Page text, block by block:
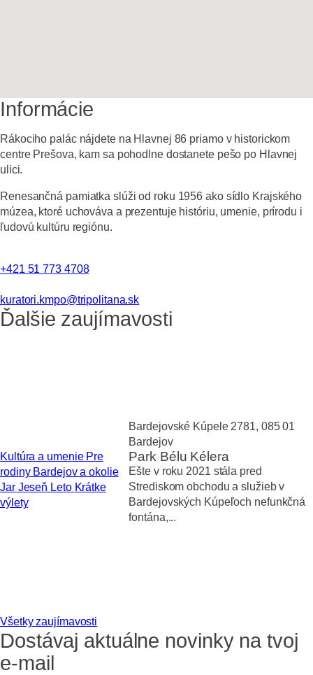
Informácie
Rákociho palác nájdete na Hlavnej 86 priamo v historickom
centre Prešova, kam sa pohodlne dostanete pešo po Hlavnej
ulici.
Renesančná pamiatka slúži od roku 1956 ako sídlo Krajského
múzea, ktoré uchováva a prezentuje históriu, umenie, prírodu i
ľudovú kultúru regiónu.
+421 51 773 4708
kuratori.kmpo@tripolitana.sk
Ďalšie zaujímavosti
Kultúra a umenie Pre
rodiny Bardejov a okolie
Jar Jeseň Leto Krátke
výlety
Bardejovské Kúpele 2781, 085 01
Bardejov
Park Bélu Kélera
Ešte v roku 2021 stála pred
Strediskom obchodu a služieb v
Bardejovských Kúpeľoch nefunkčná
fontána,...
Všetky zaujímavosti
Dostávaj aktuálne novinky na tvoj
e-mail